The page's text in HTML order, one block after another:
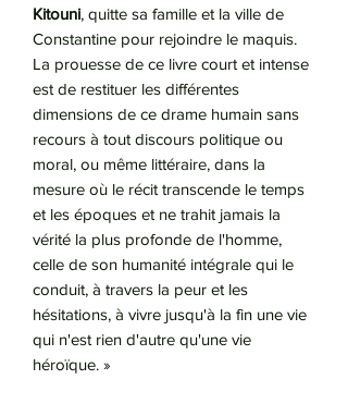
Kitouni, quitte sa famille et la ville de
Constantine pour rejoindre le maquis.
La prouesse de ce livre court et intense
est de restituer les différentes
dimensions de ce drame humain sans
recours à tout discours politique ou
moral, ou même littéraire, dans la
mesure où le récit transcende le temps
et les époques et ne trahit jamais la
vérité la plus profonde de l'homme,
celle de son humanité intégrale qui le
conduit, à travers la peur et les
hésitations, à vivre jusqu'à la fin une vie
qui n'est rien d'autre qu'une vie
héroïque. »